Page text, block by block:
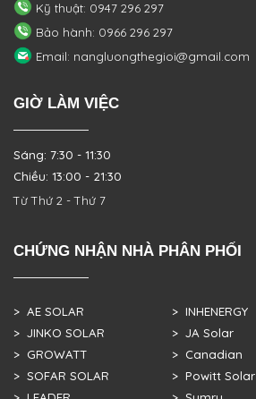
Kỹ thuật: 0947 296 297
Bảo hành: 0966 296 297
Email: nangluongthegioi@gmail.com
GIỜ LÀM VIỆC
Sáng: 7:30 - 11:30
Chiều: 13:00 - 21:30
Từ Thứ 2 - Thứ 7
CHỨNG NHẬN NHÀ PHÂN PHỐI
> AE SOLAR
> JINKO SOLAR
> GROWATT
> SOFAR SOLAR
> INHENERGY
> JA Solar
> Canadian
> Powitt Solar